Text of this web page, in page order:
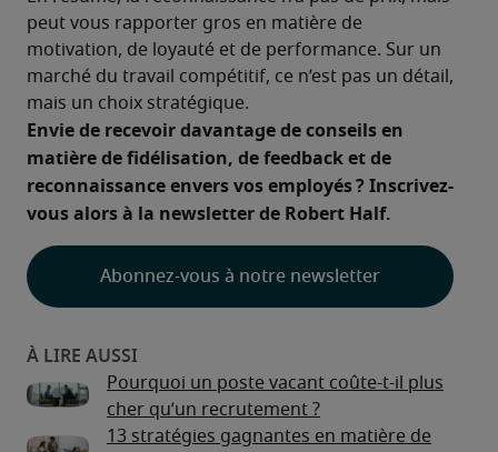
Abonnez-vous à notre newsletter
peut vous rapporter gros en matière de
motivation, de loyauté et de performance. Sur un
marché du travail compétitif, ce n’est pas un détail,
mais un choix stratégique.
Envie de recevoir davantage de conseils en
matière de fidélisation, de feedback et de
reconnaissance envers vos employés ? Inscrivez-
vous alors à la newsletter de Robert Half.
Pourquoi un poste vacant coûte-t-il plus
cher qu’un recrutement ?
13 stratégies gagnantes en matière de